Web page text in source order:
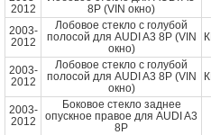
2012
8P (VIN окно)
2003-
2012
Лобовое стекло с голубой
полосой для AUDI A3 8P (VIN
окно)
2003-
2012
Лобовое стекло с голубой
полосой для AUDI A3 8P (VIN
окно)
2003-
2012
Боковое стекло заднее
опускное правое для AUDI A3
8P